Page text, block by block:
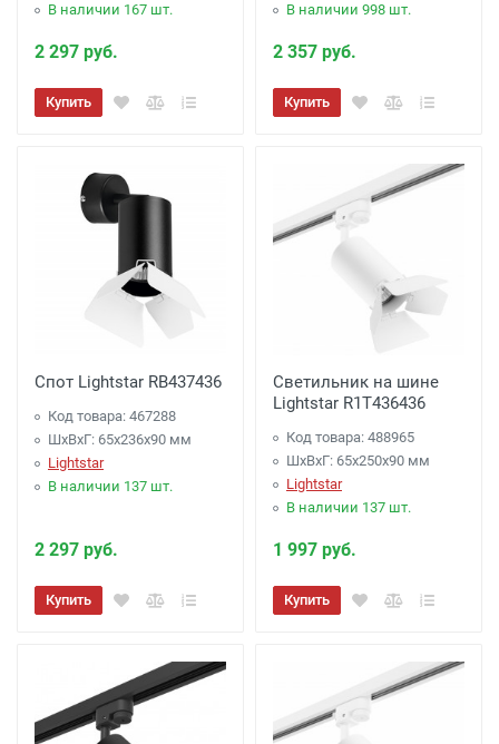
В наличии 167 шт.
2 297 руб.
Купить
В наличии 998 шт.
2 357 руб.
Купить
Спот Lightstar RB437436
Код товара: 467288
ШхВхГ: 65x236x90 мм
Lightstar
В наличии 137 шт.
2 297 руб.
Купить
Светильник на шине
Lightstar R1T436436
Код товара: 488965
ШхВхГ: 65x250x90 мм
Lightstar
В наличии 137 шт.
1 997 руб.
Купить